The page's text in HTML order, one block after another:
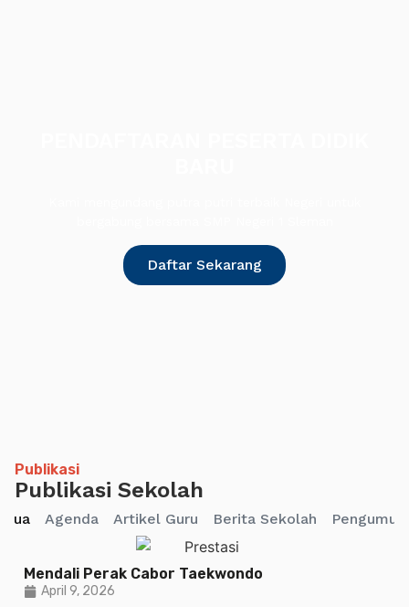
Daftar Sekarang
Publikasi
Publikasi Sekolah
Agenda Artikel Guru Berita Sekolah
Mendali Perak Cabor Taekwondo
April 9, 2026